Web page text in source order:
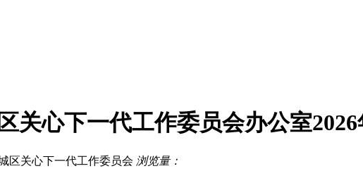
关心下一代工作委员会办公室
区关心下一代工作委员会 浏览量：